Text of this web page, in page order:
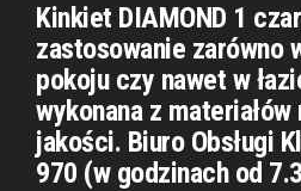
Kinkiet DIAMOND 1
zastosowanie zarówno
pokoju czy nawet w
wykonana z
jakości. Biuro Obsługi
970 (w godzinach od